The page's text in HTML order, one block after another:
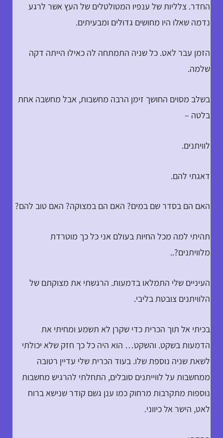
החדר. צלליות של ענפיו המטולטלים של העץ אשר לרגע
נדמה שאלו היו מחושים גדולים ומבעיתים.
הזמן עבר לאט. כל שניה התמתחה לה כאילו הייתה דקה
שלמה.
בשלב מסוים החושך זימן הרבה מחשבות, אבל מחשבה אחת
בלטה –
לוויתנים.
דאגתי להם.
האם הם בסדר שם במים? האם הם במצוקה? האם טוב להם?
תהיתי למה מכל החיות בעולם אני כל כך מוטרדת
מלוויתנים?..
העיניים שלי התמלאו בדמעות. הרגשתי את מצוקתם של
הלוויתנים צובטת בליבי.
בכיתי אל תוך הכרית כדי שקרן לא תשמע ומחיתי את
הדמעות בשקט. והשקט… הוא היה כל כך חזק שלא יכולתי
לשאת שניה נוספת שלו. בעוד הכרית שלי עדיין רטובה
ממחשבות על לווייתנים סובלים, התחלתי להרגיש מחשבות
נוספות מתקרבות מרחוק כמו ענן גשם קודר שנישא ברוח
לאט, הישר אל כיווני.